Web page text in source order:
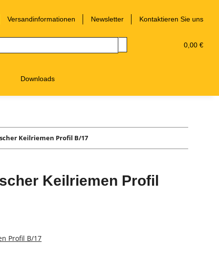
Versandinformationen Newsletter Kontaktieren Sie uns
0,00 €
Downloads
Keilriemen Profil B/17
Keilriemen Profil
Profil B/17